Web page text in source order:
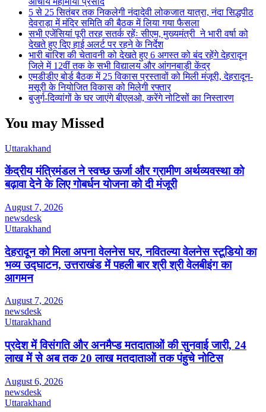
5 से 25 सितंबर तक निकलेगी नंदादेवी लोकजात यात्रा, नंदा सिद्धपीठ
देवराड़ा में मंदिर समिति की बैठक में लिया गया फैसला
सभी एजेंसियां पूरी तरह सतर्क रहेंः सीएम, मुख्यमंत्री ने भारी वर्षा को
देखते हुए दिए हाई अलर्ट पर रहने के निर्देश
भारी बारिश की चेतावनी को देखते हुए 6 अगस्त को बंद रहेंगे देहरादून
जिले में 12वीं तक के सभी विद्यालय और आंगनबाड़ी केंद्र
एमडीडीए बोर्ड बैठक में 25 विकास प्रस्तावों को मिली मंजूरी, देहरादून-
मसूरी के नियोजित विकास को मिलेगी रफ्तार
बुजुर्ग-दिव्यांगों के घर जाएंगे बीएलओ, करेंगे नोटिसों का निस्तारण
You may Missed
Uttarakhand
केंद्रीय मंत्रिमंडल ने स्वच्छ ऊर्जा और ग्रामीण अर्थव्यवस्था को
बढ़ावा देने के लिए गोबर्धन योजना को दी मंजूरी
August 7, 2026
newsdesk
Uttarakhand
देहरादून को मिला अपना वेलनेस घर, नवितल्या वेलनेस स्टूडियो का
भव्य उद्घाटन, उत्तराखंड में पहली बार श्री श्री वेलबीइंग का
आगमन
August 7, 2026
newsdesk
Uttarakhand
प्रदेश में विसंगति और अनमैप्ड मतदाताओं की सुनवाई जारी, 24
लाख में से अब तक 20 लाख मतदाताओं तक पंहुचे नोटिस
August 6, 2026
newsdesk
Uttarakhand